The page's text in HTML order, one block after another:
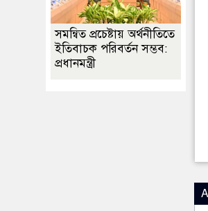
সমন্বিত প্রচেষ্টায় অর্থনীতিতে
ইতিবাচক পরিবর্তন সম্ভব:
প্রধানমন্ত্রী